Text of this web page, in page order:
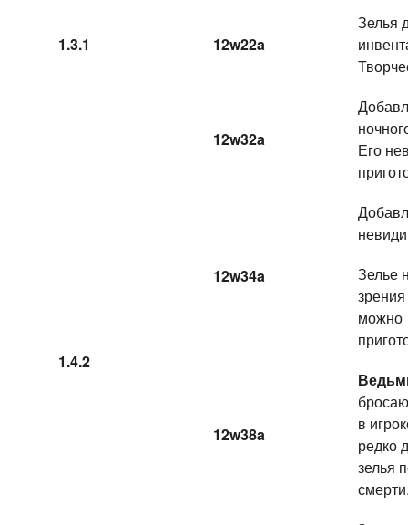
1.3.1 12w22a
Зелья
1.4.2
12w32a
Его
12w34a
Зелье
можно
12w38a
в
редко
зелья